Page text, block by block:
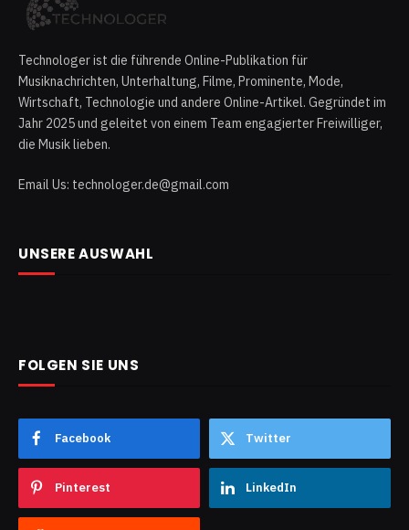
Technologer ist die führende Online-Publikation für
Musiknachrichten, Unterhaltung, Filme, Prominente, Mode,
Wirtschaft, Technologie und andere Online-Artikel. Gegründet im
Jahr 2025 und geleitet von einem Team engagierter Freiwilliger,
die Musik lieben.
Email Us: technologer.de@gmail.com
UNSERE AUSWAHL
FOLGEN SIE UNS
Facebook Twitter
Pinterest LinkedIn